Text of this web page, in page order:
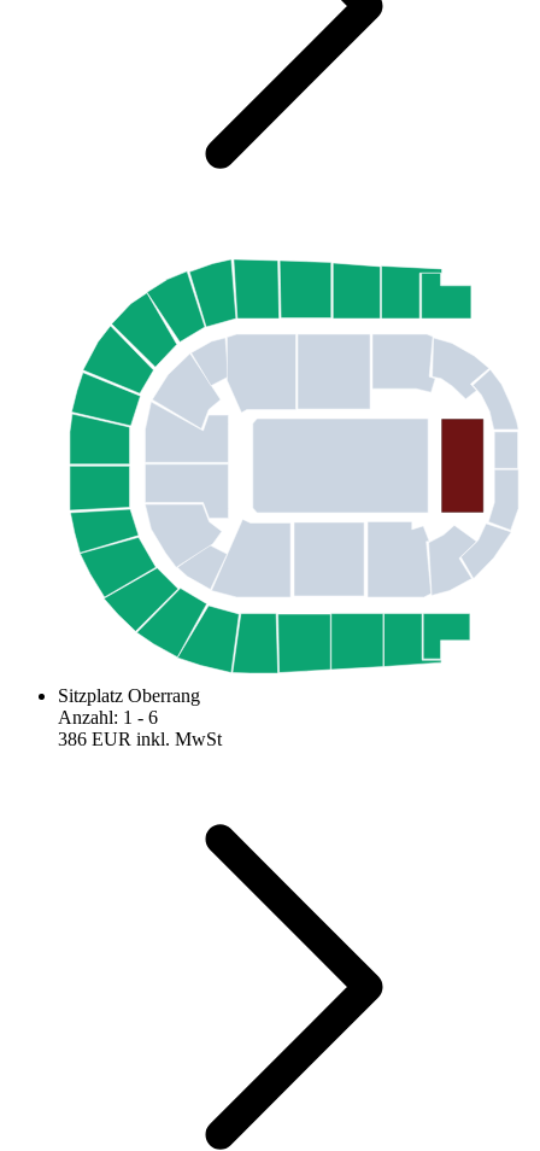
Sitzplatz Oberrang
Anzahl: 1 - 6
386 EUR inkl. MwSt